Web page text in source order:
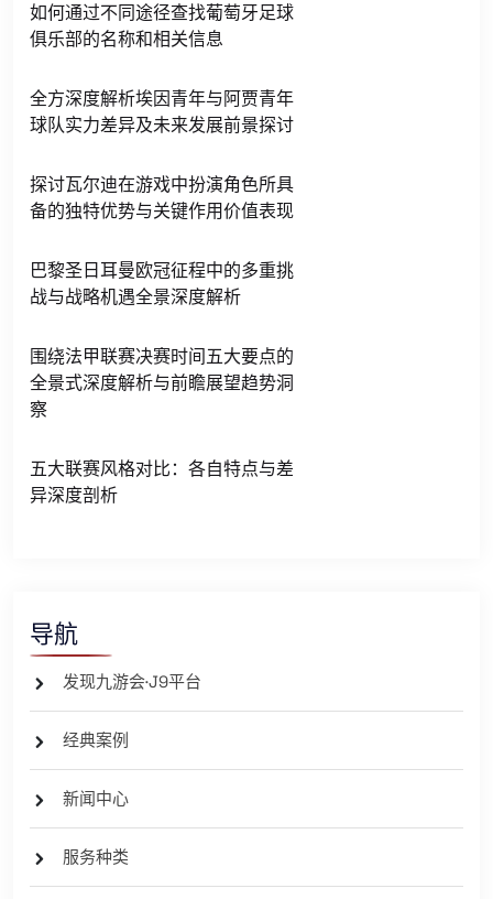
如何通过不同途径查找葡萄牙足球
俱乐部的名称和相关信息
全方深度解析埃因青年与阿贾青年
球队实力差异及未来发展前景探讨
探讨瓦尔迪在游戏中扮演角色所具
备的独特优势与关键作用价值表现
巴黎圣日耳曼欧冠征程中的多重挑
战与战略机遇全景深度解析
围绕法甲联赛决赛时间五大要点的
全景式深度解析与前瞻展望趋势洞
察
五大联赛风格对比：各自特点与差
异深度剖析
导航
发现九游会·J9平台
经典案例
新闻中心
服务种类